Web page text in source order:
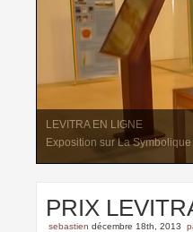
a vingt ans, presque tous les
LEVITRA EN LIGNE
Exposition sur La
PRIX
sebastien décembre 18th, 2013